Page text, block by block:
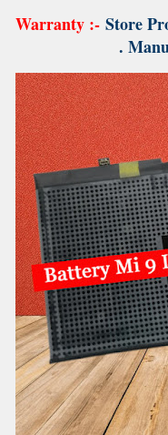
Warranty :- Store